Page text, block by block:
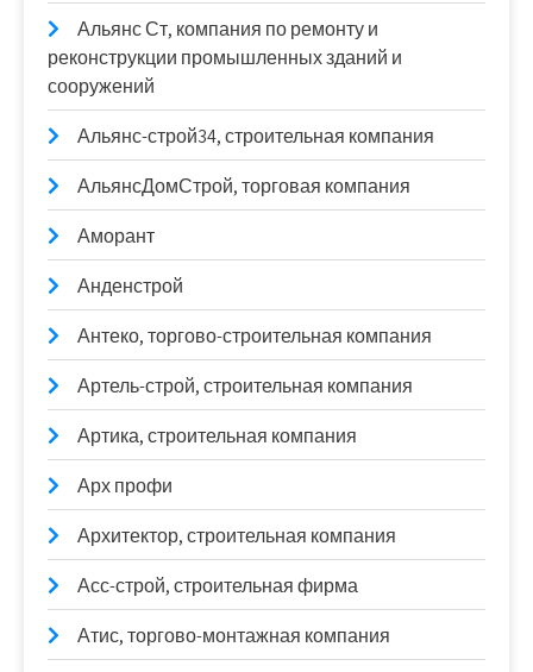
Альянс Ст, компания по ремонту и
реконструкции промышленных зданий и
сооружений
Альянс-строй34, строительная компания
АльянсДомСтрой, торговая компания
Аморант
Анденстрой
Антеко, торгово-строительная компания
Артель-строй, строительная компания
Артика, строительная компания
Арх профи
Архитектор, строительная компания
Асс-строй, строительная фирма
Атис, торгово-монтажная компания